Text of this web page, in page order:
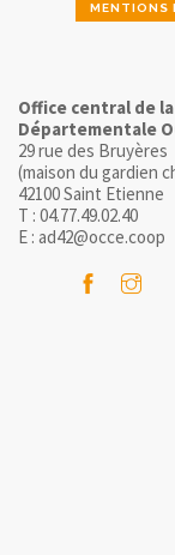
MENTIONS
Office central de
Départementale
29 rue des Bruyères
(maison du gardien
42100 Saint Etienne
T : 04.77.49.02.40
E : ad42@occe.coop